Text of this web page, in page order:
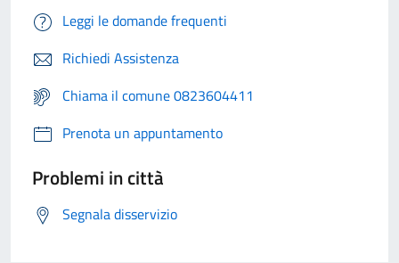
Leggi le domande frequenti
Richiedi Assistenza
Chiama il comune 0823604411
Prenota un appuntamento
Problemi in città
Segnala disservizio